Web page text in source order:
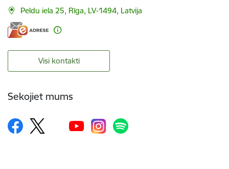
Peldu iela 25, Rīga, LV-1494, Latvija
Visi kontakti
Sekojiet mums